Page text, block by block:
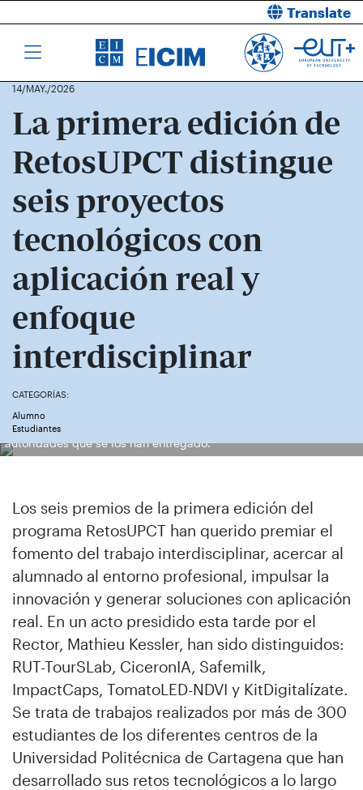
Translate
14/MAY./2026
La primera edición de
RetosUPCT distingue
seis proyectos
tecnológicos con
aplicación real y
enfoque
interdisciplinar
CATEGORÍAS:
Alumno
Estudiantes
Los equipos que han recogido hoy sus premios junto con las
autoridades que se los han entregado.
Los seis premios de la primera edición del
programa RetosUPCT han querido premiar el
fomento del trabajo interdisciplinar, acercar al
alumnado al entorno profesional, impulsar la
innovación y generar soluciones con aplicación
real. En un acto presidido esta tarde por el
Rector, Mathieu Kessler, han sido distinguidos:
RUT-TourSLab, CiceronIA, Safemilk,
ImpactCaps, TomatoLED-NDVI y KitDigitalízate.
Se trata de trabajos realizados por más de 300
estudiantes de los diferentes centros de la
Universidad Politécnica de Cartagena que han
desarrollado sus retos tecnológicos a lo largo